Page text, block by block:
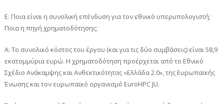
Ε: Ποια είναι η συνολική επένδυση για τον εθνικό υπερυπολογιστή;
Ποια η πηγή χρηματοδότησης;
Α: Το συνολικό κόστος του έργου (και για τις δύο συμβάσεις) είναι 58,9
εκατομμύρια ευρώ. Η χρηματοδότηση προέρχεται από το Εθνικό
Σχέδιο Ανάκαμψης και Ανθεκτικότητας «Ελλάδα 2.0», της Ευρωπαϊκής
Ένωσης και τον ευρωπαϊκό οργανισμό EuroHPC JU.